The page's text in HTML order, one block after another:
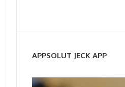
APPSOLUT JECK APP